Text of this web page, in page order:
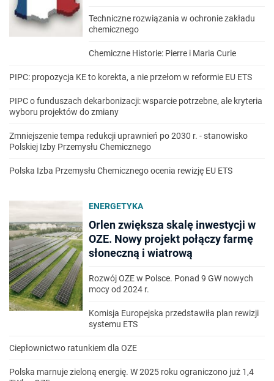
Techniczne rozwiązania w ochronie zakładu
chemicznego
Chemiczne Historie: Pierre i Maria Curie
PIPC: propozycja KE to korekta, a nie przełom w reformie EU ETS
PIPC o funduszach dekarbonizacji: wsparcie potrzebne, ale kryteria
wyboru projektów do zmiany
Zmniejszenie tempa redukcji uprawnień po 2030 r. - stanowisko
Polskiej Izby Przemysłu Chemicznego
Polska Izba Przemysłu Chemicznego ocenia rewizję EU ETS
ENERGETYKA
Orlen zwiększa skalę inwestycji w
OZE. Nowy projekt połączy farmę
słoneczną i wiatrową
Rozwój OZE w Polsce. Ponad 9 GW nowych
mocy od 2024 r.
Komisja Europejska przedstawiła plan rewizji
systemu ETS
Ciepłownictwo ratunkiem dla OZE
Polska marnuje zieloną energię. W 2025 roku ograniczono już 1,4